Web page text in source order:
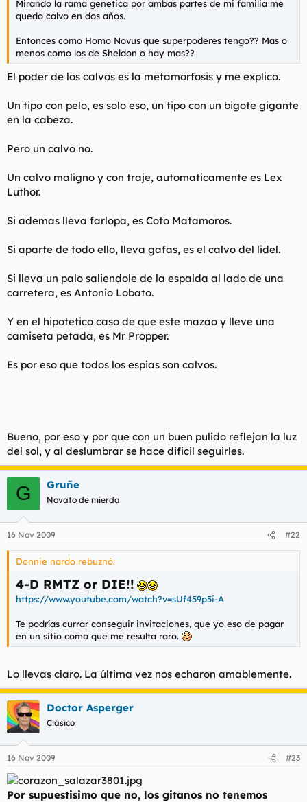
Mirando la rama genetica por ambas partes de mi familia me
quedo calvo en dos años.
Entonces como Homo Novus que superpoderes tengo?? Mas o
menos como los de Sheldon o hay mas??
El poder de los calvos es la metamorfosis y me explico.
Un tipo con pelo, es solo eso, un tipo con un bigote gigante
en la cabeza.
Pero un calvo no.
Un calvo maligno y con traje, automaticamente es Lex
Luthor.
Si ademas lleva farlopa, es Coto Matamoros.
Si aparte de todo ello, lleva gafas, es el calvo del lidel.
Si lleva un palo saliendole de la espalda al lado de una
carretera, es Antonio Lobato.
Y en el hipotetico caso de que este mazao y lleve una
camiseta petada, es Mr Propper.
Es por eso que todos los espias son calvos.
Bueno, por eso y por que con un buen pulido reflejan la luz
del sol, y al deslumbrar se hace dificil seguirles.
G Gruñe
Novato de mierda
16 Nov 2009 #22
Donnie nardo rebuznó:
4-D RMTZ or DIE!!
https://www.youtube.com/watch?v=sUf459p5i-A
Te podrías currar conseguir invitaciones, que yo eso de pagar
en un sitio como que me resulta raro.
Lo llevas claro. La última vez nos echaron amablemente.
Doctor Asperger
Clásico
16 Nov 2009 #23
Por supuestisimo que no, los gitanos no tenemos